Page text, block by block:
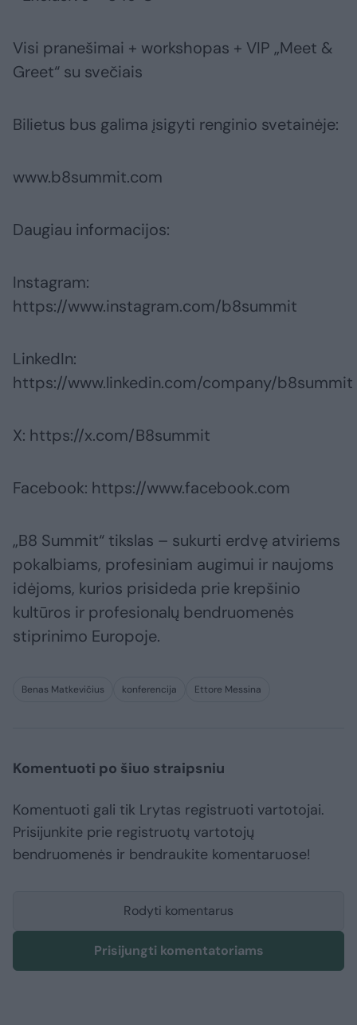
Visi pranešimai + workshopas + VIP „Meet &
Greet“ su svečiais
Bilietus bus galima įsigyti renginio svetainėje:
www.b8summit.com
Daugiau informacijos:
Instagram:
https://www.instagram.com/b8summit
LinkedIn:
https://www.linkedin.com/company/b8summit
X: https://x.com/B8summit
Facebook: https://www.facebook.com
„B8 Summit“ tikslas – sukurti erdvę atviriems
pokalbiams, profesiniam augimui ir naujoms
idėjoms, kurios prisideda prie krepšinio
kultūros ir profesionalų bendruomenės
stiprinimo Europoje.
Benas Matkevičius konferencija Ettore Messina
Komentuoti po šiuo straipsniu
Komentuoti gali tik Lrytas registruoti vartotojai.
Prisijunkite prie registruotų vartotojų
bendruomenės ir bendraukite komentaruose!
Rodyti komentarus
Prisijungti komentatoriams